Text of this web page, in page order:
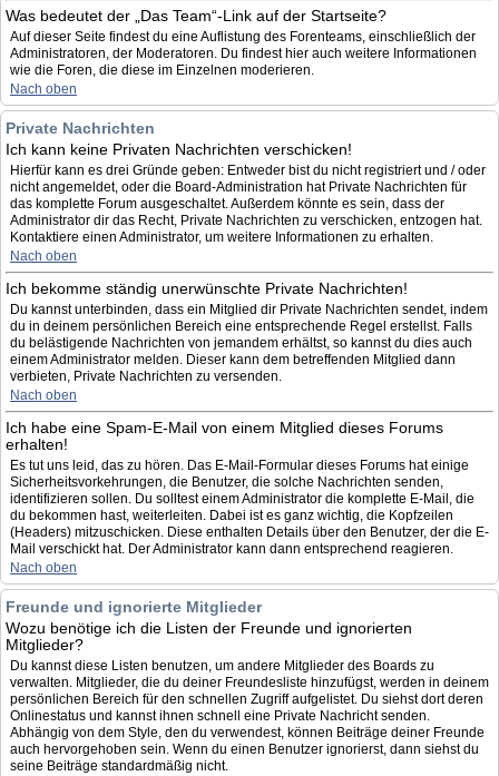
Was bedeutet der „Das Team“-Link auf der Startseite?
Auf dieser Seite findest du eine Auflistung des Forenteams, einschließlich der
Administratoren, der Moderatoren. Du findest hier auch weitere Informationen
wie die Foren, die diese im Einzelnen moderieren.
Nach oben
Private Nachrichten
Ich kann keine Privaten Nachrichten verschicken!
Hierfür kann es drei Gründe geben: Entweder bist du nicht registriert und / oder
nicht angemeldet, oder die Board-Administration hat Private Nachrichten für
das komplette Forum ausgeschaltet. Außerdem könnte es sein, dass der
Administrator dir das Recht, Private Nachrichten zu verschicken, entzogen hat.
Kontaktiere einen Administrator, um weitere Informationen zu erhalten.
Nach oben
Ich bekomme ständig unerwünschte Private Nachrichten!
Du kannst unterbinden, dass ein Mitglied dir Private Nachrichten sendet, indem
du in deinem persönlichen Bereich eine entsprechende Regel erstellst. Falls
du belästigende Nachrichten von jemandem erhältst, so kannst du dies auch
einem Administrator melden. Dieser kann dem betreffenden Mitglied dann
verbieten, Private Nachrichten zu versenden.
Nach oben
Ich habe eine Spam-E-Mail von einem Mitglied dieses Forums
erhalten!
Es tut uns leid, das zu hören. Das E-Mail-Formular dieses Forums hat einige
Sicherheitsvorkehrungen, die Benutzer, die solche Nachrichten senden,
identifizieren sollen. Du solltest einem Administrator die komplette E-Mail, die
du bekommen hast, weiterleiten. Dabei ist es ganz wichtig, die Kopfzeilen
(Headers) mitzuschicken. Diese enthalten Details über den Benutzer, der die E-
Mail verschickt hat. Der Administrator kann dann entsprechend reagieren.
Nach oben
Freunde und ignorierte Mitglieder
Wozu benötige ich die Listen der Freunde und ignorierten
Mitglieder?
Du kannst diese Listen benutzen, um andere Mitglieder des Boards zu
verwalten. Mitglieder, die du deiner Freundesliste hinzufügst, werden in deinem
persönlichen Bereich für den schnellen Zugriff aufgelistet. Du siehst dort deren
Onlinestatus und kannst ihnen schnell eine Private Nachricht senden.
Abhängig von dem Style, den du verwendest, können Beiträge deiner Freunde
auch hervorgehoben sein. Wenn du einen Benutzer ignorierst, dann siehst du
seine Beiträge standardmäßig nicht.